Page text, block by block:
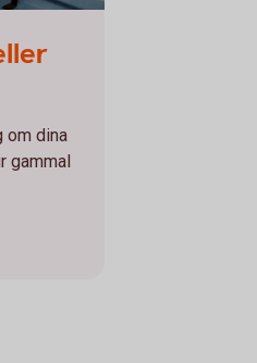
om dina
gammal